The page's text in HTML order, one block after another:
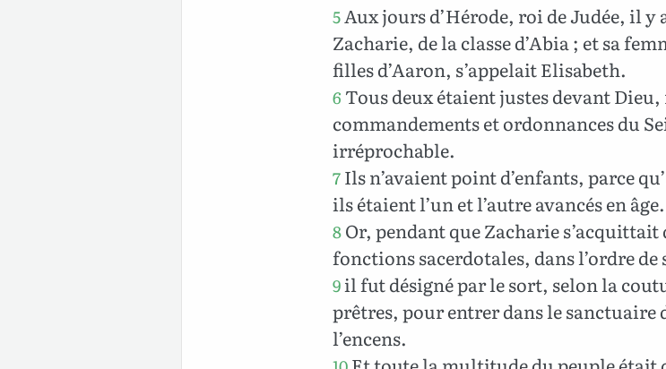
5Aux jours d’Hérode, roi de Judée, il
Zacharie, de la classe d’Abia ; et sa
filles d’Aaron, s’appelait Elisabeth.
6 Tous deux étaient justes devant
commandements et ordonnances du
irréprochable.
7Ils n’avaient point d’enfants, parce
ils étaient l’un et l’autre avancés en âge.
8Or, pendant que Zacharie s’acquittait
fonctions sacerdotales, dans l’ordre de
9il fut désigné par le sort, selon la
prêtres, pour entrer dans le
l’encens.